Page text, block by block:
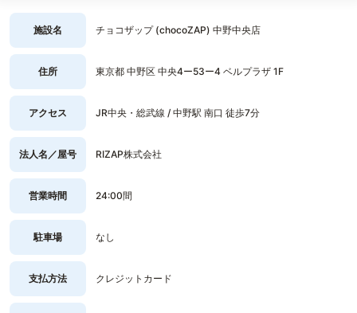
施設名 チョコザップ (chocoZAP) 中野中央店
住所 東京都 中野区 中央4ー53ー4 ベルプラザ 1F
アクセス JR中央・総武線 / 中野駅 南口 徒歩7分
法人名／屋号 RIZAP株式会社
営業時間 24:00間
駐車場 なし
支払方法 クレジットカード